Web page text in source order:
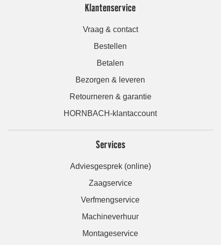
Klantenservice
Vraag & contact
Bestellen
Betalen
Bezorgen & leveren
Retourneren & garantie
HORNBACH-klantaccount
Services
Adviesgesprek (online)
Zaagservice
Verfmengservice
Machineverhuur
Montageservice